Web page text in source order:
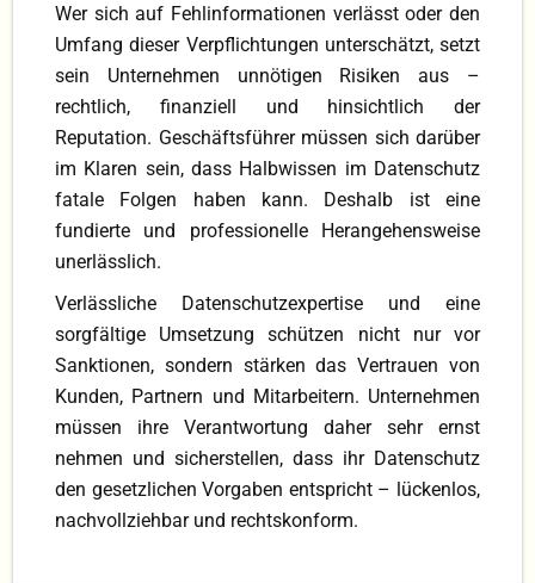
Wer sich auf Fehlinformationen verlässt oder den
Umfang dieser Verpflichtungen unterschätzt, setzt
sein Unternehmen unnötigen Risiken aus –
rechtlich, finanziell und hinsichtlich der
Reputation. Geschäftsführer müssen sich darüber
im Klaren sein, dass Halbwissen im Datenschutz
fatale Folgen haben kann. Deshalb ist eine
fundierte und professionelle Herangehensweise
unerlässlich.
Verlässliche Datenschutzexpertise und eine
sorgfältige Umsetzung schützen nicht nur vor
Sanktionen, sondern stärken das Vertrauen von
Kunden, Partnern und Mitarbeitern. Unternehmen
müssen ihre Verantwortung daher sehr ernst
nehmen und sicherstellen, dass ihr Datenschutz
den gesetzlichen Vorgaben entspricht – lückenlos,
nachvollziehbar und rechtskonform.